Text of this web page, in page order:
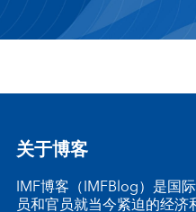
关于博客
IMF博客（IMFBlog）是国
员和官员就当今紧迫的经